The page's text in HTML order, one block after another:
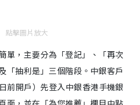
點擊圖片放大
單，主要分為「登記」、「再次
「抽利是」三個階段。中銀客戶
前開戶）先登入中銀香港手機銀